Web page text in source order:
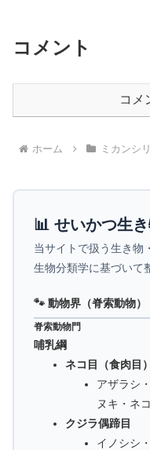
コメント
コメ
ホーム ミカンシ
📊 せいかつ生
当サイトで扱う生き物
生物分類学に基づいて
🐾 動物界（脊索動物）
脊索動物門
哺乳綱
ネコ目（食肉目）
アザラシ
ヌキ・ネ
クジラ偶蹄目
イノシシ